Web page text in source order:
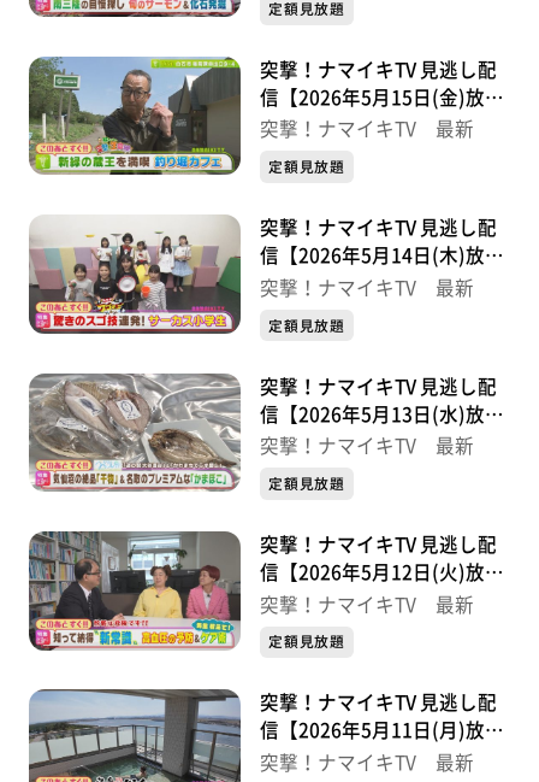
定額見放題
突撃！ナマイキTV 見逃し配
信【2026年5月15日(金)放送
分】
突撃！ナマイキTV 最新
定額見放題
突撃！ナマイキTV 見逃し配
信【2026年5月14日(木)放送
分】
突撃！ナマイキTV 最新
定額見放題
突撃！ナマイキTV 見逃し配
信【2026年5月13日(水)放送
分】
突撃！ナマイキTV 最新
定額見放題
突撃！ナマイキTV 見逃し配
信【2026年5月12日(火)放送
分】
突撃！ナマイキTV 最新
定額見放題
突撃！ナマイキTV 見逃し配
信【2026年5月11日(月)放送
分】
突撃！ナマイキTV 最新